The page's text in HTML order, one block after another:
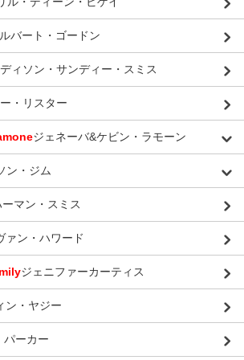
バート・ゴードン
ィソン・サンディー・スミス
・リスター
ジェネーバ&ケビン・ラモーン
ン・ジム
ーマン・スミス
ァン・ハワード
ジェニファーカーティス
ン・ヤジー
パーカー